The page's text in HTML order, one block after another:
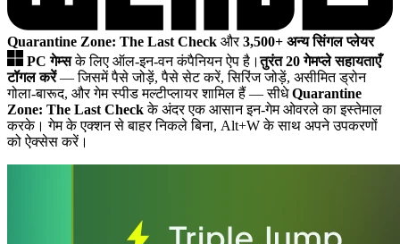
Quarantine Zone: The Last Check और3,500+ अन्य सिंगल प्लेयर
PC गेम्सके लिए ऑल-इन-वन कंपैनियन ऐप है।तुरंत 20 गेमप्ले सहायताएँ
टॉगल करें— जिसमें पैसे जोड़ें, पैसे सेट करें, सिरिंज जोड़ें, असीमित ड्रोन
गोला-बारूद, और गेम स्पीड मल्टीप्लायर शामिल हैं — सीधेQuarantine
Zone: The Last Checkके अंदर एक आसान इन-गेम ओवरले का इस्तेमाल
करके। गेम के एक्शन से बाहर निकले बिना, Alt+W के साथ अपने उपकरणों
को ऐक्सेस करें।